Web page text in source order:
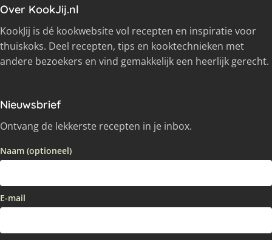
Over KookJij.nl
KookJij is dé kookwebsite vol recepten en inspiratie voor
thuiskoks. Deel recepten, tips en kooktechnieken met
andere bezoekers en vind gemakkelijk een heerlijk gerecht.
Nieuwsbrief
Ontvang de lekkerste recepten in je inbox.
Naam (optioneel)
E-mail